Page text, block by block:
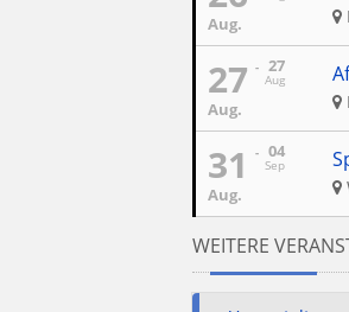
Aug.
27
Aug
27
Aug.
04
Sep
31
Aug.
WEITERE